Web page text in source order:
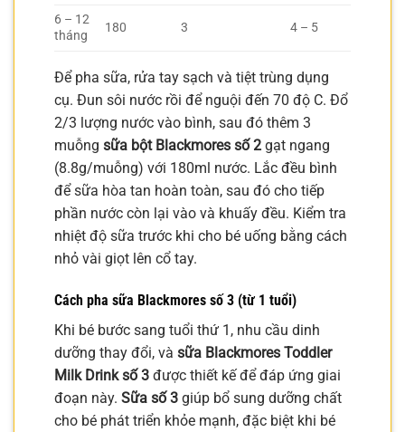
6 – 12
tháng
180 3 4 – 5
Để pha sữa, rửa tay sạch và tiệt trùng dụng
cụ. Đun sôi nước rồi để nguội đến 70 độ C. Đổ
2/3 lượng nước vào bình, sau đó thêm 3
muỗng sữa bột Blackmores số 2 gạt ngang
(8.8g/muỗng) với 180ml nước. Lắc đều bình
để sữa hòa tan hoàn toàn, sau đó cho tiếp
phần nước còn lại vào và khuấy đều. Kiểm tra
nhiệt độ sữa trước khi cho bé uống bằng cách
nhỏ vài giọt lên cổ tay.
Cách pha sữa Blackmores số 3 (từ 1 tuổi)
Khi bé bước sang tuổi thứ 1, nhu cầu dinh
dưỡng thay đổi, và sữa Blackmores Toddler
Milk Drink số 3 được thiết kế để đáp ứng giai
đoạn này. Sữa số 3 giúp bổ sung dưỡng chất
cho bé phát triển khỏe mạnh, đặc biệt khi bé